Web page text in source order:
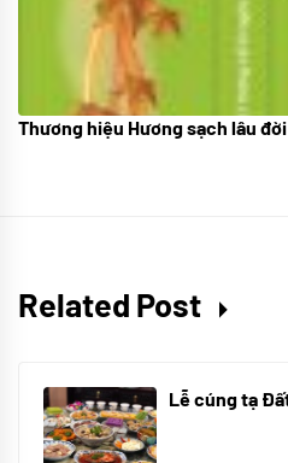
18/10/2025
Thương hiệu Hương sạch lâu
Related Post
Lễ cúng tạ